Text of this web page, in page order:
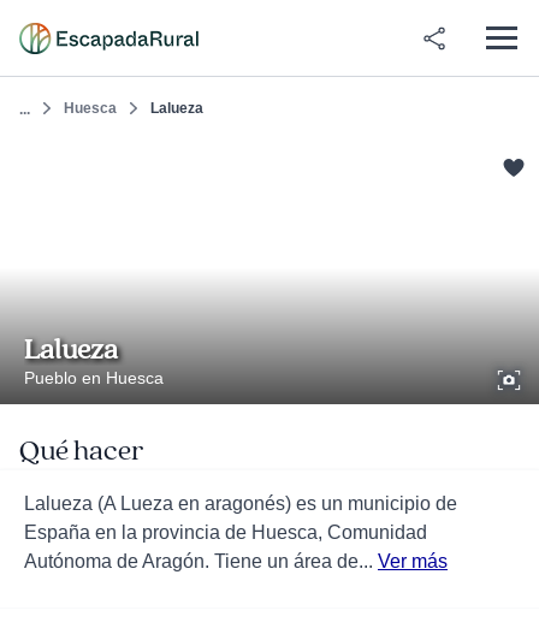
... Huesca Lalueza
Lalueza
Pueblo en Huesca
Qué hacer
Lalueza (A Lueza en aragonés) es un municipio de
España en la provincia de Huesca, Comunidad
Autónoma de Aragón. Tiene un área de... Ver más